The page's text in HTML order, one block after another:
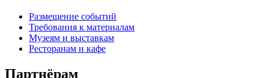
Размещение событий
Требования к материалам
Музеям и выставкам
Ресторанам и кафе
Партнёрам